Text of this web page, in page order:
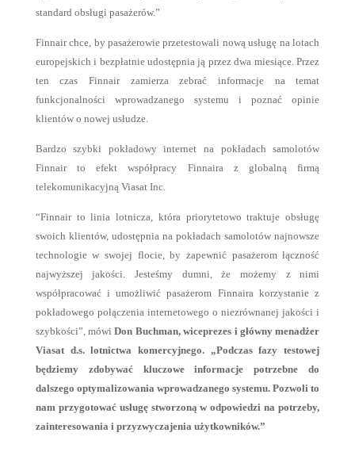
standard obsługi pasażerów.”
Finnair chce, by pasażerowie przetestowali nową usługę na lotach
europejskich i bezpłatnie udostępnia ją przez dwa miesiące. Przez
ten czas Finnair zamierza zebrać informacje na temat
funkcjonalności wprowadzanego systemu i poznać opinie
klientów o nowej usłudze.
Bardzo szybki pokładowy internet na pokładach samolotów
Finnair to efekt współpracy Finnaira z globalną firmą
telekomunikacyjną Viasat Inc.
“Finnair to linia lotnicza, która priorytetowo traktuje obsługę
swoich klientów, udostępnia na pokładach samolotów najnowsze
technologie w swojej flocie, by zapewnić pasażerom łączność
najwyższej jakości. Jesteśmy dumni, że możemy z nimi
współpracować i umożliwić pasażerom Finnaira korzystanie z
pokładowego połączenia internetowego o niezrównanej jakości i
szybkości”, mówiDon Buchman, wiceprezes i główny menadżer
Viasat d.s. lotnictwa komercyjnego. „Podczas fazy testowej
będziemy zdobywać kluczowe informacje potrzebne do
dalszego optymalizowania wprowadzanego systemu. Pozwoli to
nam przygotować usługę stworzoną w odpowiedzi na potrzeby,
zainteresowania i przyzwyczajenia użytkowników.”